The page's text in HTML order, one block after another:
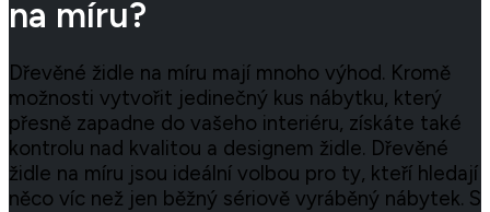
na míru?
Dřevěné židle na míru mají mnoho výhod. Kromě
možnosti vytvořit jedinečný kus nábytku, který
přesně zapadne do vašeho interiéru, získáte také
kontrolu nad kvalitou a designem židle. Dřevěné
židle na míru jsou ideální volbou pro ty, kteří hledají
něco víc než jen běžný sériově vyráběný nábytek. S